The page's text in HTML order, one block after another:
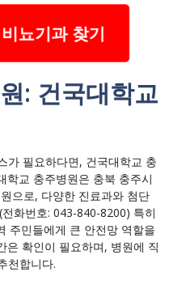
뇨기과 찾기
: 건국대학교
가 필요하다면, 건국대학교 충
학교 충주병원은 충북 충주시
으로, 다양한 진료과와 첨단
화번호: 043-840-8200) 특히
주민들에게 큰 안전망 역할을
은 확인이 필요하며, 병원에 직
천합니다.